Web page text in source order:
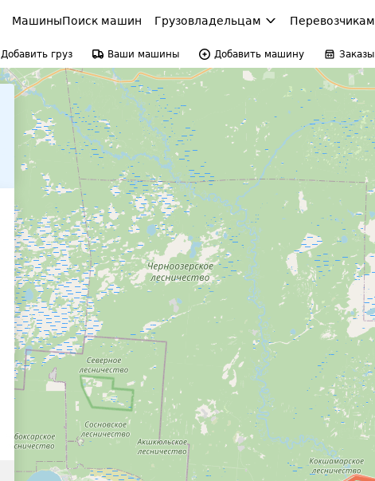
МашиныПоиск машин Грузовладельцам Перевозчикам
Добавить груз Ваши машины Добавить машину Заказы